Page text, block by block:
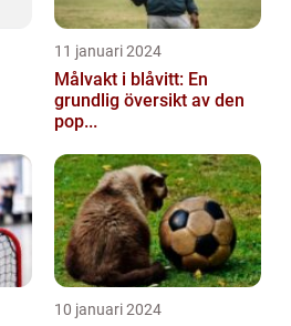
11 januari 2024
Målvakt i blåvitt: En
grundlig översikt av den
pop...
10 januari 2024